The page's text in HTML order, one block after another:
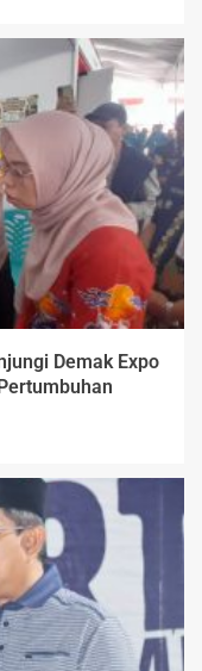
Demak Expo